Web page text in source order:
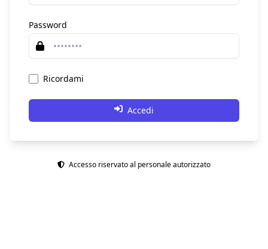
Password
Ricordami
Accedi
Accesso riservato al personale autorizzato